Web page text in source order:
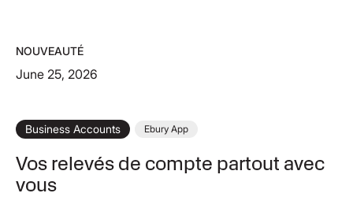
NOUVEAUTÉ
June 25, 2026
Business Accounts Ebury App
Vos relevés de compte partout avec
vous